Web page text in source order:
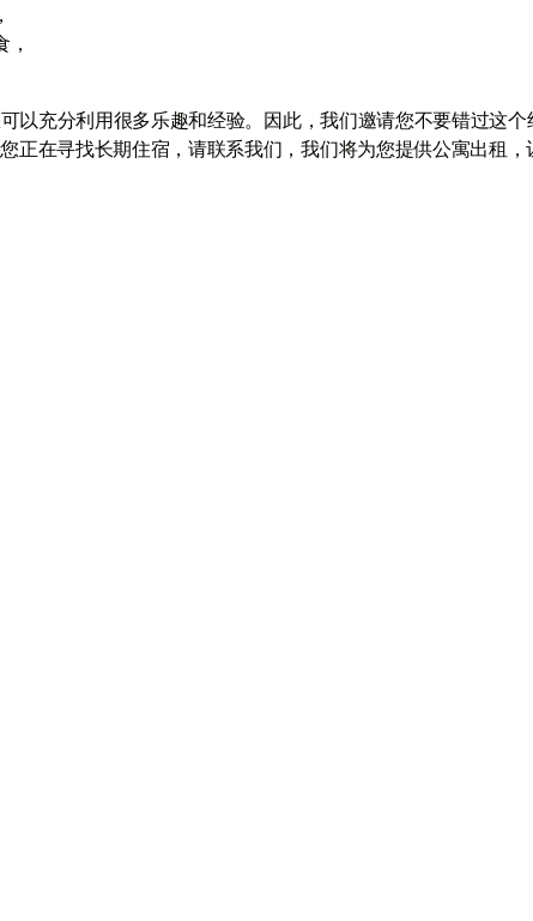
以充分利用很多乐趣和经验。因此，我们邀请您不要错过这个
正在寻找长期住宿，请联系我们，我们将为您提供公寓出租，